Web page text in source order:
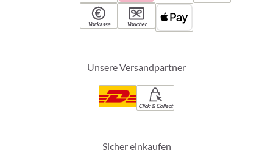
Vorkasse Voucher
Unsere Versandpartner
Click & Collect
Sicher einkaufen